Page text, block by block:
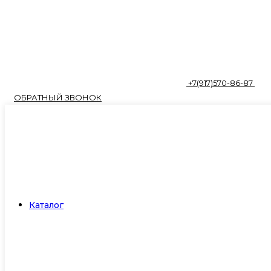
+7(917)570-86-87
ОБРАТНЫЙ ЗВОНОК
Каталог